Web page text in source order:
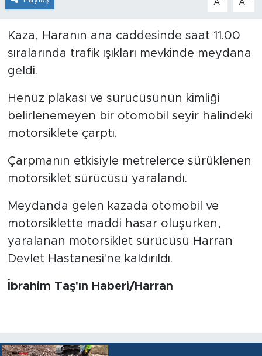
A A
Kaza, Haranın ana caddesinde saat 11.00
sıralarında trafik ışıkları mevkinde meydana
geldi.
Henüz plakası ve sürücüsünün kimliği
belirlenemeyen bir otomobil seyir halindeki
motorsiklete çarptı.
Çarpmanın etkisiyle metrelerce sürüklenen
motorsiklet sürücüsü yaralandı.
Meydanda gelen kazada otomobil ve
motorsiklette maddi hasar oluşurken,
yaralanan motorsiklet sürücüsü Harran
Devlet Hastanesi'ne kaldırıldı.
İbrahim Taş'ın Haberi/Harran